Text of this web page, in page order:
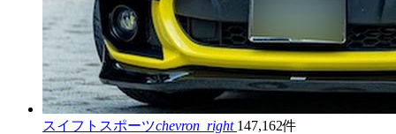
スイフトスポーツchevron_right 147,162件